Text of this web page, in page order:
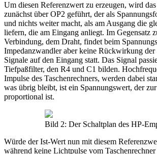
Um diesen Referenzwert zu erzeugen, wird
zunächst über OP2 geführt, der als
und nichts weiter macht, als am Ausgang die
liefern, die am Eingang anliegt. Im Gegensatz
Verbindung, dem Draht, findet beim
Impedanzwandler aber keine Rückwirkung der
Signale auf den Eingang statt. Das Signal
Tiefpaßfilter, den R4 und C1 bilden.
Impulse des Taschenrechners, werden dabei
was übrig bleibt, ist ein Spannungswert, der
proportional ist.
Bild 2: Der Schaltplan des HP-
Würde der Ist-Wert nun mit diesem
während keine Lichtpulse vom